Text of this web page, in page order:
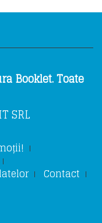
Booklet. Toate
SRL
Contact